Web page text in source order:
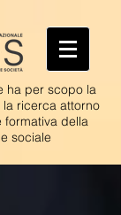
ha per scopo la
ricerca attorno
della
sociale